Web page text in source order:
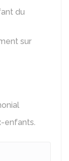
du
sur
enfants.